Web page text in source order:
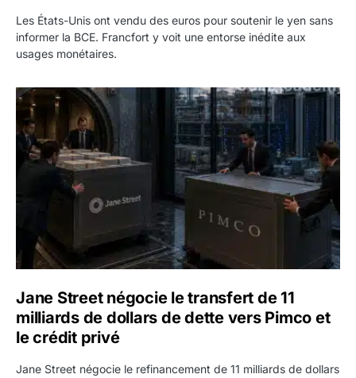
Les États-Unis ont vendu des euros pour soutenir le yen sans
informer la BCE. Francfort y voit une entorse inédite aux
usages monétaires.
Jane Street négocie le transfert de 11 milliards de
Jane Street négocie le transfert de 11
milliards de dollars de dette vers Pimco et
le crédit privé
Jane Street négocie le refinancement de 11 milliards de dollars